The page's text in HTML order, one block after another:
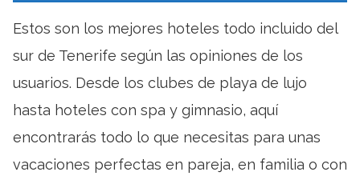
Estos son los mejores hoteles todo incluido del
sur de Tenerife según las opiniones de los
usuarios. Desde los clubes de playa de lujo
hasta hoteles con spa y gimnasio, aquí
encontrarás todo lo que necesitas para unas
vacaciones perfectas en pareja, en familia o con